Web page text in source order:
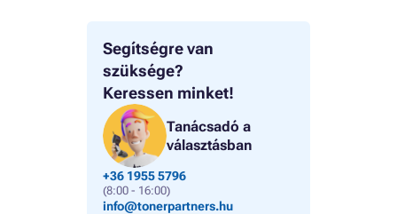
Segítségre van
szüksége?
Keressen minket!
Tanácsadó a
választásban
+36 1955 5796
(8:00 - 16:00)
info@tonerpartners.hu